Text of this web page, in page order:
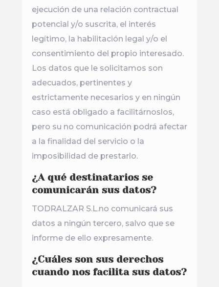
ejecución de una relación contractual
potencial y/o suscrita, el interés
legítimo, la habilitación legal y/o el
consentimiento del propio interesado.
Los datos que le solicitamos son
adecuados, pertinentes y
estrictamente necesarios y en ningún
caso está obligado a facilitárnoslos,
pero su no comunicación podrá afectar
a la finalidad del servicio o la
imposibilidad de prestarlo.
¿A qué destinatarios se
comunicarán sus datos?
TODRALZAR S.L.no comunicará sus
datos a ningún tercero, salvo que se
informe de ello expresamente.
¿Cuáles son sus derechos
cuando nos facilita sus datos?